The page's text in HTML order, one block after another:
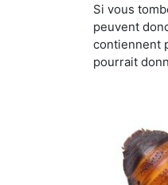
Si vous
peuvent
contiennent
pourrait